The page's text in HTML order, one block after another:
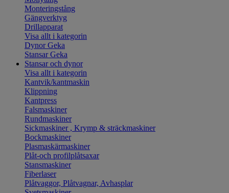
Monteringstång
Gängverktyg
Drillapparat
Visa allt i kategorin
Dynor Geka
Stansar Geka
Stansar och dynor
Visa allt i kategorin
Kantvik/kantmaskin
Klippning
Kantpress
Falsmaskiner
Rundmaskiner
Sickmaskiner , Krymp & sträckmaskiner
Bockmaskiner
Plasmaskärmaskiner
Plåt-och profilplåtsaxar
Stansmaskiner
Fiberlaser
Plåtvaggor, Plåtvagnar, Avhasplar